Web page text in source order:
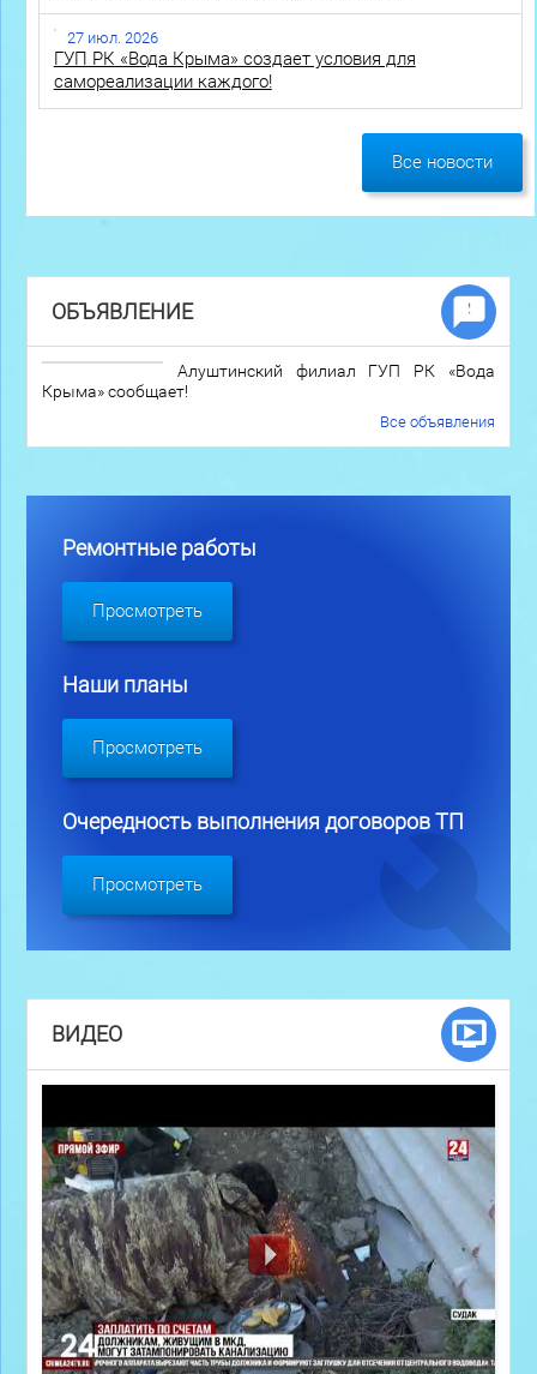
27 июл. 2026
ГУП РК «Вода Крыма» создает условия для
самореализации каждого!
Все новости
ОБЪЯВЛЕНИЕ
Алуштинский филиал ГУП РК «Вода
Крыма» сообщает!
Все объявления
Ремонтные работы
Просмотреть
Наши планы
Просмотреть
Очередность выполнения договоров ТП
Просмотреть
ВИДЕО